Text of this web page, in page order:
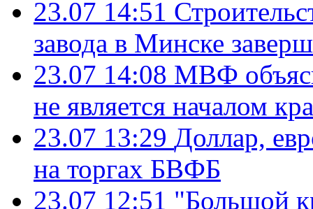
23.07 14:51
завода в Минске
23.07 14:08 МВФ
не является началом
23.07 13:29 Доллар,
на торгах БВФБ
23.07 12:51 "Большой